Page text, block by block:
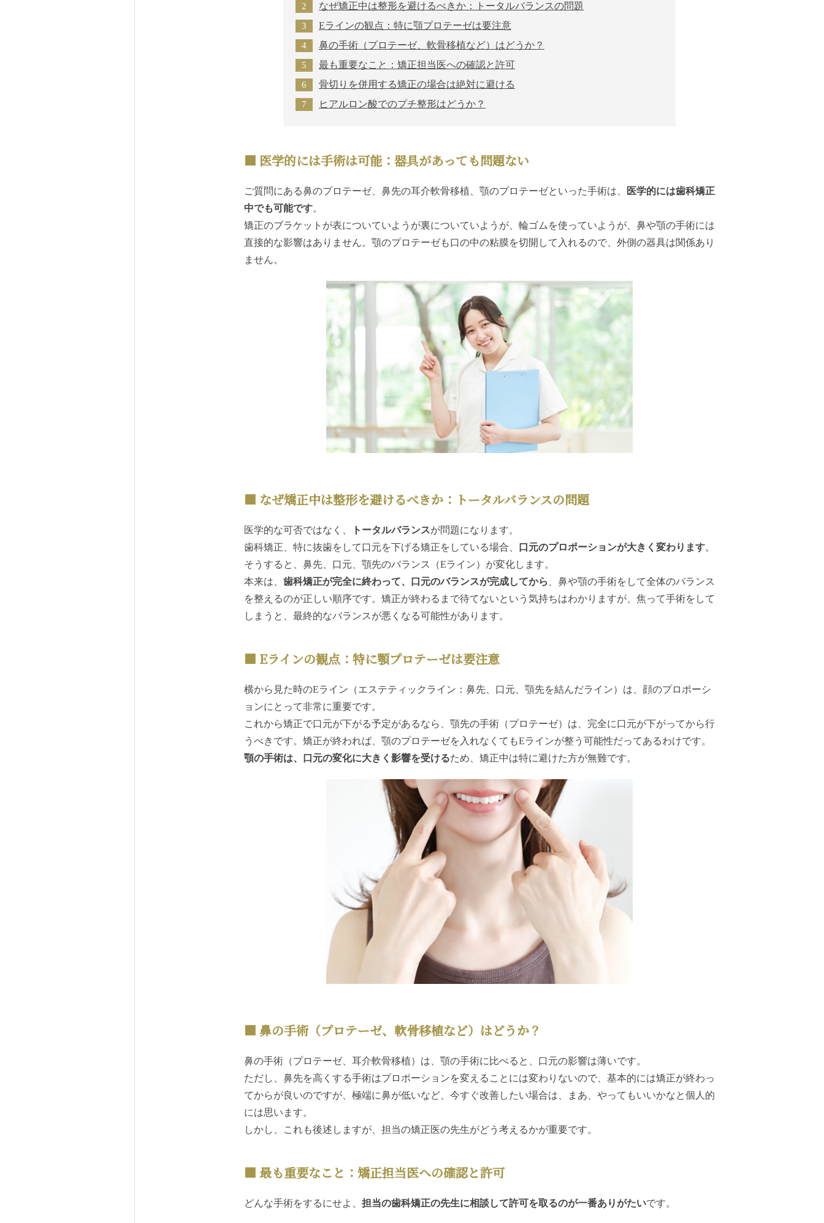
なぜ矯正中は整形を避けるべきか：トータルバランスの問題
Eラインの観点：特に顎プロテーゼは要注意
鼻の手術（プロテーゼ、軟骨移植など）はどうか？
最も重要なこと：矯正担当医への確認と許可
骨切りを併用する矯正の場合は絶対に避ける
ヒアルロン酸でのプチ整形はどうか？
医学的には手術は可能：器具があっても問題ない
ご質問にある鼻のプロテーゼ、鼻先の耳介軟骨移植、顎のプロテーゼといった手術は、
医学的には歯科矯正
中でも可能です。
矯正のブラケットが表についていようが裏についていようが、輪ゴムを使っていようが、鼻や顎の手術には
直接的な影響はありません。顎のプロテーゼも口の中の粘膜を切開して入れるので、外側の器具は関係あり
ません。
なぜ矯正中は整形を避けるべきか：トータルバランスの問題
医学的な可否ではなく、 トータルバランスが問題になります。
歯科矯正、特に抜歯をして口元を下げる矯正をしている場合、
口元のプロポーションが大きく変わります。
そうすると、鼻先、口元、顎先のバランス（Eライン）が変化します。
本来は、 歯科矯正が完全に終わって、口元のバランスが完成してから
、鼻や顎の手術をして全体のバランス
を整えるのが正しい順序です。矯正が終わるまで待てないという気持ちはわかりますが、焦って手術をして
しまうと、最終的なバランスが悪くなる可能性があります。
Eラインの観点：特に顎プロテーゼは要注意
横から見た時のEライン（エステティックライン：鼻先、口元、顎先を結んだライン）は、顔のプロポーシ
ョンにとって非常に重要です。
これから矯正で口元が下がる予定があるなら、顎先の手術（プロテーゼ）は、完全に口元が下がってから行
うべきです。矯正が終われば、顎のプロテーゼを入れなくてもEラインが整う可能性だってあるわけです。
顎の手術は、口元の変化に大きく影響を受けるため、矯正中は特に避けた方が無難です。
鼻の手術（プロテーゼ、軟骨移植など）はどうか？
鼻の手術（プロテーゼ、耳介軟骨移植）は、顎の手術に比べると、口元の影響は薄いです。
ただし、鼻先を高くする手術はプロポーションを変えることには変わりないので、基本的には矯正が終わっ
てからが良いのですが、極端に鼻が低いなど、今すぐ改善したい場合は、まあ、やってもいいかなと個人的
には思います。
しかし、これも後述しますが、担当の矯正医の先生がどう考えるかが重要です。
最も重要なこと：矯正担当医への確認と許可
どんな手術をするにせよ、 担当の歯科矯正の先生に相談して許可を取るのが一番ありがたいです。